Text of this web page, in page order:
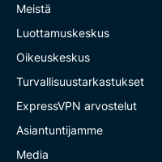
Meistä
Luottamuskeskus
Oikeuskeskus
Turvallisuustarkastukset
ExpressVPN arvostelut
Asiantuntijamme
Media